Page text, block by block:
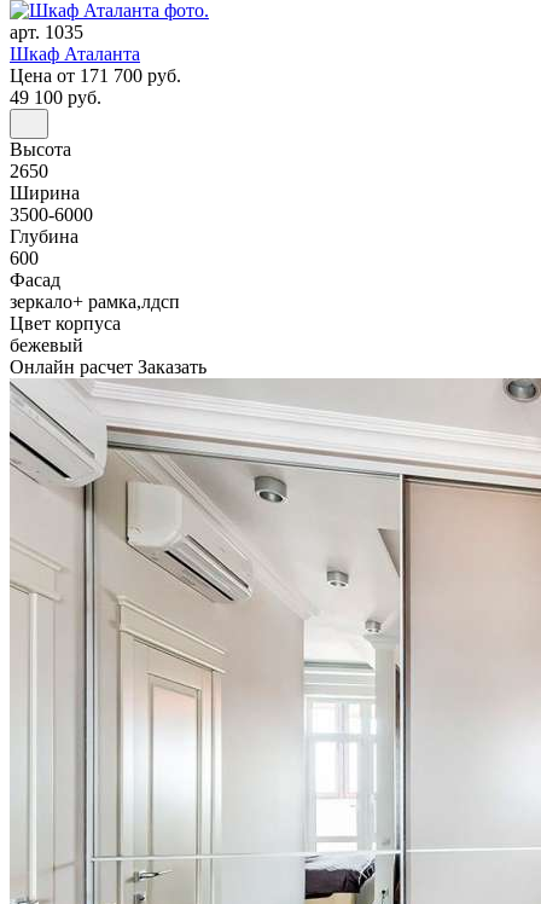
арт. 1035
Шкаф Аталанта
Цена от 171 700 руб.
49 100 руб.
Высота
2650
Ширина
3500-6000
Глубина
600
Фасад
зеркало+ рамка,лдсп
Цвет корпуса
бежевый
Онлайн расчет Заказать